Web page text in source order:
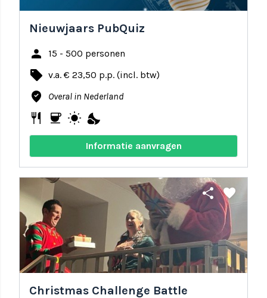
Nieuwjaars PubQuiz
person 15 - 500 personen
local_offer v.a. € 23,50 p.p. (incl. btw)
where_to_vote Overal in Nederland
restaurant coffee wb_sunny nights_stay
Informatie aanvragen
share favorite
Christmas Challenge Battle